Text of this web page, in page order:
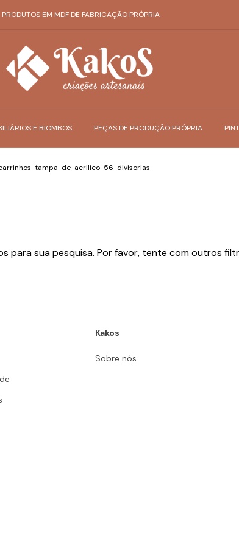
PRODUTOS EM MDF DE FABRICAÇÃO PRÓPRIA
E BIOMBOS PEÇAS DE PRODUÇÃO PRÓPRIA
tampa-de-acrilico-56-divisorias
para sua pesquisa. Por favor, tente com outros
Kakos
Sobre nós